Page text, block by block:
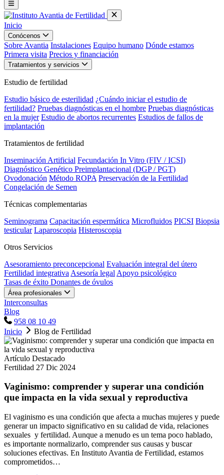
Inicio
Conócenos
Sobre Avantia Instalaciones Equipo humano Dónde estamos
Primera visita Precios y financiación
Tratamientos y servicios
Estudio de fertilidad
Estudio básico de esterilidad ¿Cuándo iniciar el estudio de
fertilidad? Pruebas diagnósticas en el hombre Pruebas diagnósticas
en la mujer Estudio de abortos recurrentes Estudios de fallos de
implantación
Tratamientos de fertilidad
Inseminación Artificial Fecundación In Vitro (FIV / ICSI)
Diagnóstico Genético Preimplantacional (DGP / PGT)
Ovodonación Método ROPA Preservación de la Fertilidad
Congelación de Semen
Técnicas complementarias
Seminograma Capacitación espermática Microfluidos PICSI Biopsia
testicular Laparoscopia Histeroscopia
Otros Servicios
Asesoramiento preconcepcional Evaluación integral del útero
Fertilidad integrativaAsesoría legalApoyo psicológico
Tasas de éxito Donantes de óvulos
Área profesionales
Interconsultas
Blog
958 08 10 49
Inicio
Blog de Fertilidad
Artículo Destacado
Fertilidad 27 Dic 2024
Vaginismo: comprender y superar una condición
que impacta en la vida sexual y reproductiva
El vaginismo es una condición que afecta a muchas mujeres y puede
generar un impacto significativo en su calidad de vida, relaciones
sexuales y fertilidad. Aunque a menudo es un tema poco hablado,
es importante normalizarlo, comprender sus causas y buscar
soluciones efectivas. En Instituto Avantia de Fertilidad, estamos
comprometidos…